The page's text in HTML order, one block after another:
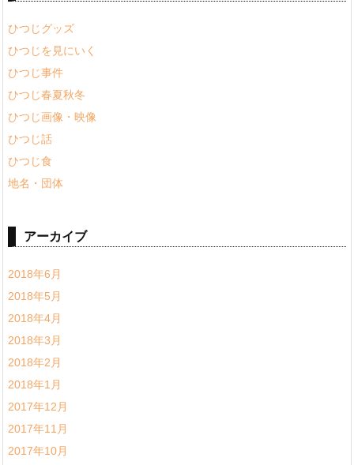
ひつじグッズ
ひつじを見にいく
ひつじ事件
ひつじ春夏秋冬
ひつじ画像・映像
ひつじ話
ひつじ食
地名・団体
アーカイブ
2018年6月
2018年5月
2018年4月
2018年3月
2018年2月
2018年1月
2017年12月
2017年11月
2017年10月